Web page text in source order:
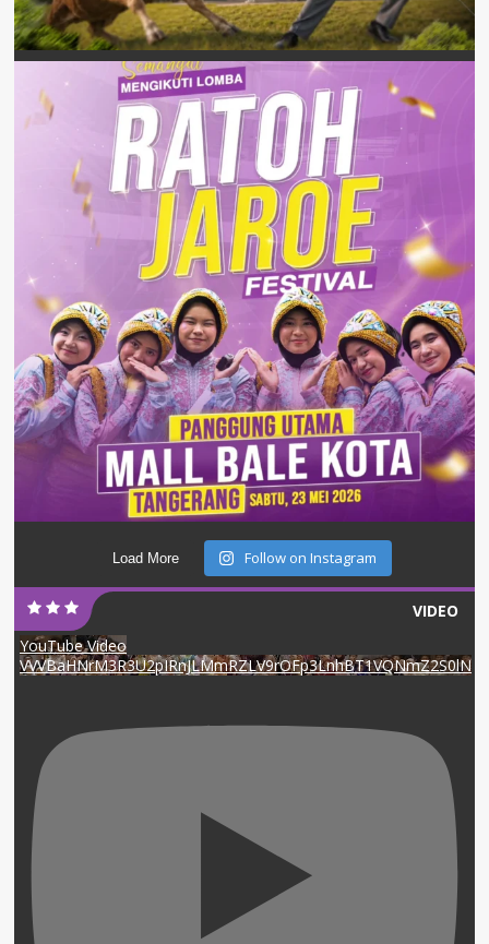
Load More Follow on Instagram
VIDEO
YouTube Video
VVVBaHNrM3R3U2pIRnJLMmRZLV9rOFp3LnhBT1VQNmZ2S0lN